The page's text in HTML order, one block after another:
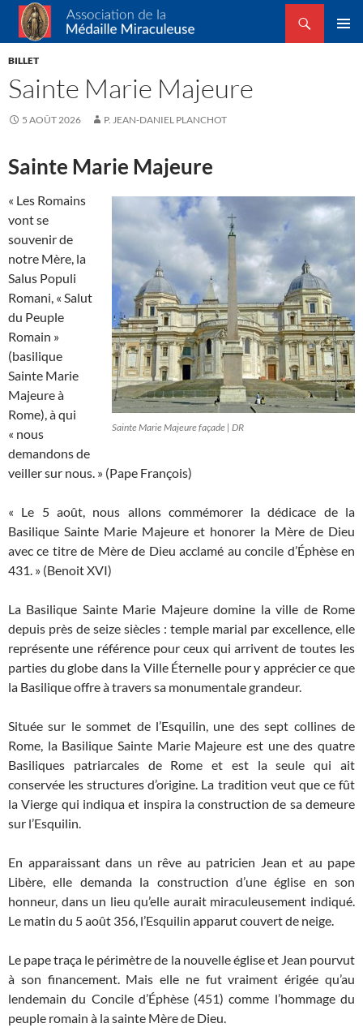
Association de la Médaille Miraculeuse
Recherche
ALLER
BILLET
Sainte Marie Majeure
5 AOÛT 2026 P. JEAN-DANIEL PLANCHOT
Sainte Marie Majeure
Sainte Marie Majeure façade | DR
« Les Romains
vont se
souvenir de
notre Mère, la
Salus Populi
Romani, « Salut
du Peuple
Romain »
(basilique
Sainte Marie
Majeure à
Rome), à qui
« nous
demandons de
veiller sur nous. » (Pape François)
« Le 5 août, nous allons commémorer la dédicace de la
Basilique Sainte Marie Majeure et honorer la Mère de Dieu
avec ce titre de Mère de Dieu acclamé au concile d’Éphèse en
431. » (Benoit XVI)
La Basilique Sainte Marie Majeure domine la ville de Rome
depuis près de seize siècles : temple marial par excellence, elle
représente une référence pour ceux qui arrivent de toutes les
parties du globe dans la Ville Éternelle pour y apprécier ce que
la Basilique offre à travers sa monumentale grandeur.
Située sur le sommet de l’Esquilin, une des sept collines de
Rome, la Basilique Sainte Marie Majeure est une des quatre
Basiliques patriarcales de Rome et est la seule qui ait
conservée les structures d’origine. La tradition veut que ce fût
la Vierge qui indiqua et inspira la construction de sa demeure
sur l’Esquilin.
En apparaissant dans un rêve au patricien Jean et au pape
Libère, elle demanda la construction d’une église en son
honneur, dans un lieu qu’elle aurait miraculeusement indiqué.
Le matin du 5 août 356, l’Esquilin apparut couvert de neige.
Le pape traça le périmètre de la nouvelle église et Jean pourvut
à son financement. Mais elle ne fut vraiment érigée qu’au
lendemain du Concile d’Éphèse (451) comme l’hommage du
peuple romain à la sainte Mère de Dieu.